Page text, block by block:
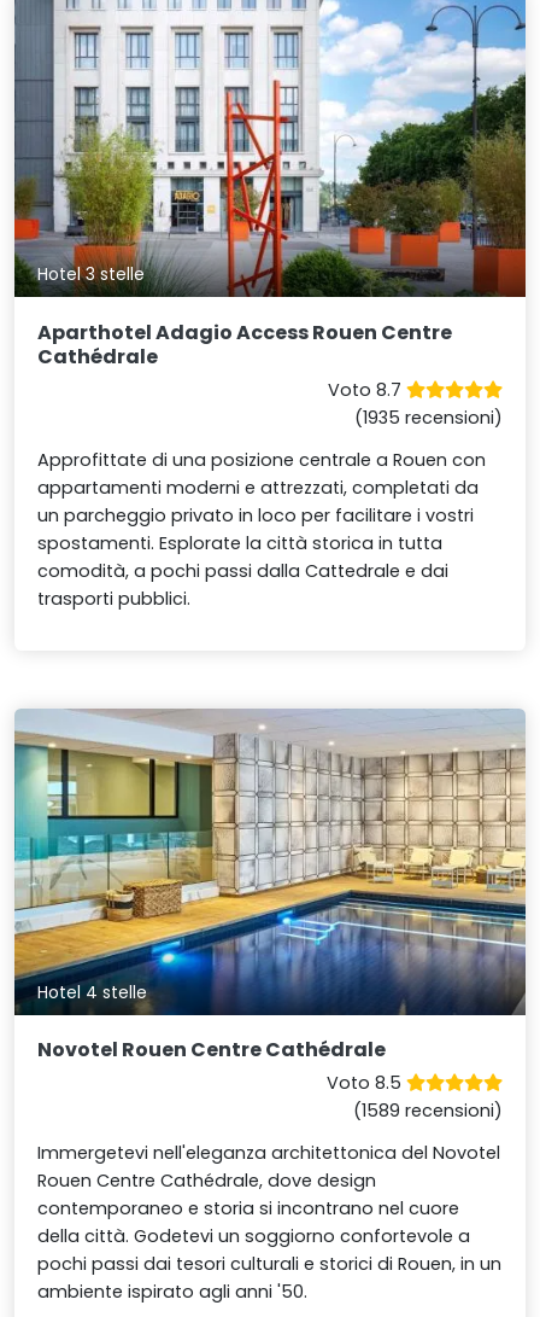
Hotel 3 stelle
Aparthotel Adagio Access Rouen Centre
Cathédrale
Voto 8.7
(1935 recensioni)
Approfittate di una posizione centrale a Rouen con
appartamenti moderni e attrezzati, completati da
un parcheggio privato in loco per facilitare i vostri
spostamenti. Esplorate la città storica in tutta
comodità, a pochi passi dalla Cattedrale e dai
trasporti pubblici.
Hotel 4 stelle
Novotel Rouen Centre Cathédrale
Voto 8.5
(1589 recensioni)
Immergetevi nell'eleganza architettonica del Novotel
Rouen Centre Cathédrale, dove design
contemporaneo e storia si incontrano nel cuore
della città. Godetevi un soggiorno confortevole a
pochi passi dai tesori culturali e storici di Rouen, in un
ambiente ispirato agli anni '50.